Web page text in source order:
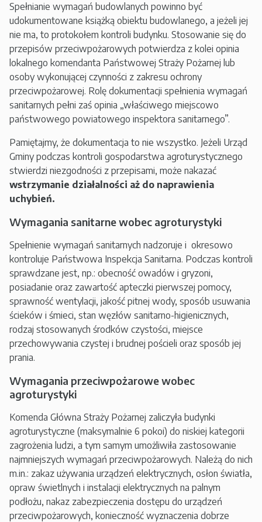
Spełnianie wymagań budowlanych powinno być
udokumentowane książką obiektu budowlanego, a jeżeli jej
nie ma, to protokołem kontroli budynku. Stosowanie się do
przepisów przeciwpożarowych potwierdza z kolei opinia
lokalnego komendanta Państwowej Straży Pożarnej lub
osoby wykonującej czynności z zakresu ochrony
przeciwpożarowej. Rolę dokumentacji spełnienia wymagań
sanitarnych pełni zaś opinia „właściwego miejscowo
państwowego powiatowego inspektora sanitarnego”.
Pamiętajmy, że dokumentacja to nie wszystko. Jeżeli Urząd
Gminy podczas kontroli gospodarstwa agroturystycznego
stwierdzi niezgodności z przepisami, może nakazać
wstrzymanie działalności aż do naprawienia
uchybień.
Wymagania sanitarne wobec agroturystyki
Spełnienie wymagań sanitarnych nadzoruje i okresowo
kontroluje Państwowa Inspekcja Sanitarna. Podczas kontroli
sprawdzane jest, np.: obecność owadów i gryzoni,
posiadanie oraz zawartość apteczki pierwszej pomocy,
sprawność wentylacji, jakość pitnej wody, sposób usuwania
ścieków i śmieci, stan węzłów sanitarno-higienicznych,
rodzaj stosowanych środków czystości, miejsce
przechowywania czystej i brudnej pościeli oraz sposób jej
prania.
Wymagania przeciwpożarowe wobec
agroturystyki
Komenda Główna Straży Pożarnej zaliczyła budynki
agroturystyczne (maksymalnie 6 pokoi) do niskiej kategorii
zagrożenia ludzi, a tym samym umożliwiła zastosowanie
najmniejszych wymagań przeciwpożarowych. Należą do nich
m.in.: zakaz używania urządzeń elektrycznych, osłon światła,
opraw świetlnych i instalacji elektrycznych na palnym
podłożu, nakaz zabezpieczenia dostępu do urządzeń
przeciwpożarowych, konieczność wyznaczenia dobrze